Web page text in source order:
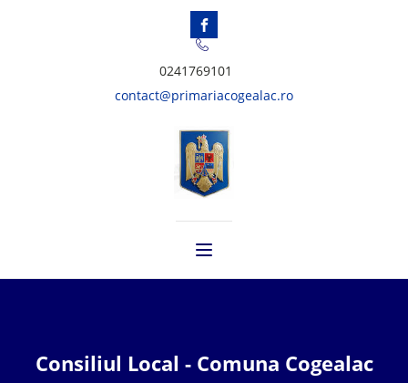
0241769101
contact@primariacogealac.ro
Consiliul Local - Comuna Cogealac